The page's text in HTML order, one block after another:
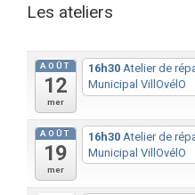
Les ateliers
AOÛT
12
mer
16h30 Atelier de
Municipal VillOvélO
AOÛT
19
mer
16h30 Atelier de
Municipal VillOvélO